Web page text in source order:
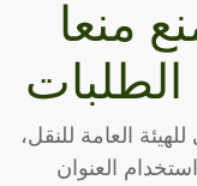
منعا
العامة للنقل،
العنوان